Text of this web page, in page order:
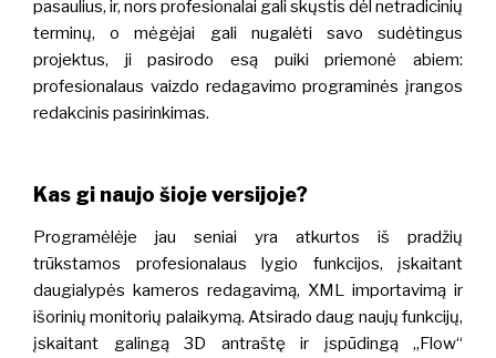
pasaulius, ir, nors profesionalai gali skųstis dėl netradicinių
terminų, o mėgėjai gali nugalėti savo sudėtingus
projektus, ji pasirodo esą puiki priemonė abiem:
profesionalaus vaizdo redagavimo programinės įrangos
redakcinis pasirinkimas.
Kas gi naujo šioje versijoje?
Programėlėje jau seniai yra atkurtos iš pradžių
trūkstamos profesionalaus lygio funkcijos, įskaitant
daugialypės kameros redagavimą, XML importavimą ir
išorinių monitorių palaikymą. Atsirado daug naujų funkcijų,
įskaitant galingą 3D antraštę ir įspūdingą „Flow“